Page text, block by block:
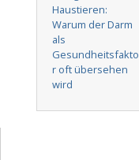
Haustieren:
Warum der Darm
als
Gesundheitsfakto
r oft übersehen
wird